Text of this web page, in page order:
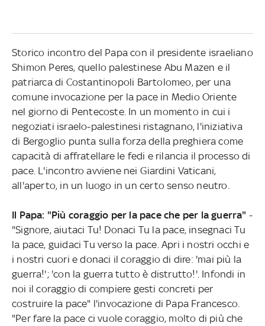
Storico incontro del Papa con il presidente israeliano
Shimon Peres, quello palestinese Abu Mazen e il
patriarca di Costantinopoli Bartolomeo, per una
comune invocazione per la pace in Medio Oriente
nel giorno di Pentecoste. In un momento in cui i
negoziati israelo-palestinesi ristagnano, l'iniziativa
di Bergoglio punta sulla forza della preghiera come
capacità di affratellare le fedi e rilancia il processo di
pace. L'incontro avviene nei Giardini Vaticani,
all'aperto, in un luogo in un certo senso neutro.
Il Papa: "Più coraggio per la pace che per la guerra" -
"Signore, aiutaci Tu! Donaci Tu la pace, insegnaci Tu
la pace, guidaci Tu verso la pace. Apri i nostri occhi e
i nostri cuori e donaci il coraggio di dire: 'mai più la
guerra!'; 'con la guerra tutto è distrutto!'. Infondi in
noi il coraggio di compiere gesti concreti per
costruire la pace" l'invocazione di Papa Francesco.
"Per fare la pace ci vuole coraggio, molto di più che